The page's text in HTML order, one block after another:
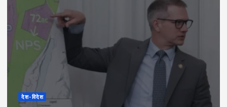
देश-विदेश